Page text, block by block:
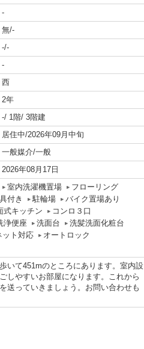
-
無/-
-/-
-
西
2年
-/ 1階/ 3階建
居住中/2026年09月中旬
一般媒介/一般
2026年08月17日
室内洗濯機置場
フローリング
付き 駐輪場
バイク置場あり
式キッチン
コンロ３口
浄便座 洗面台
洗髪洗面化粧台
ット対応
オートロック
いて451mのところにあります。室内設
しやすいお部屋になります。これから
送っていきましょう。お問い合わせも